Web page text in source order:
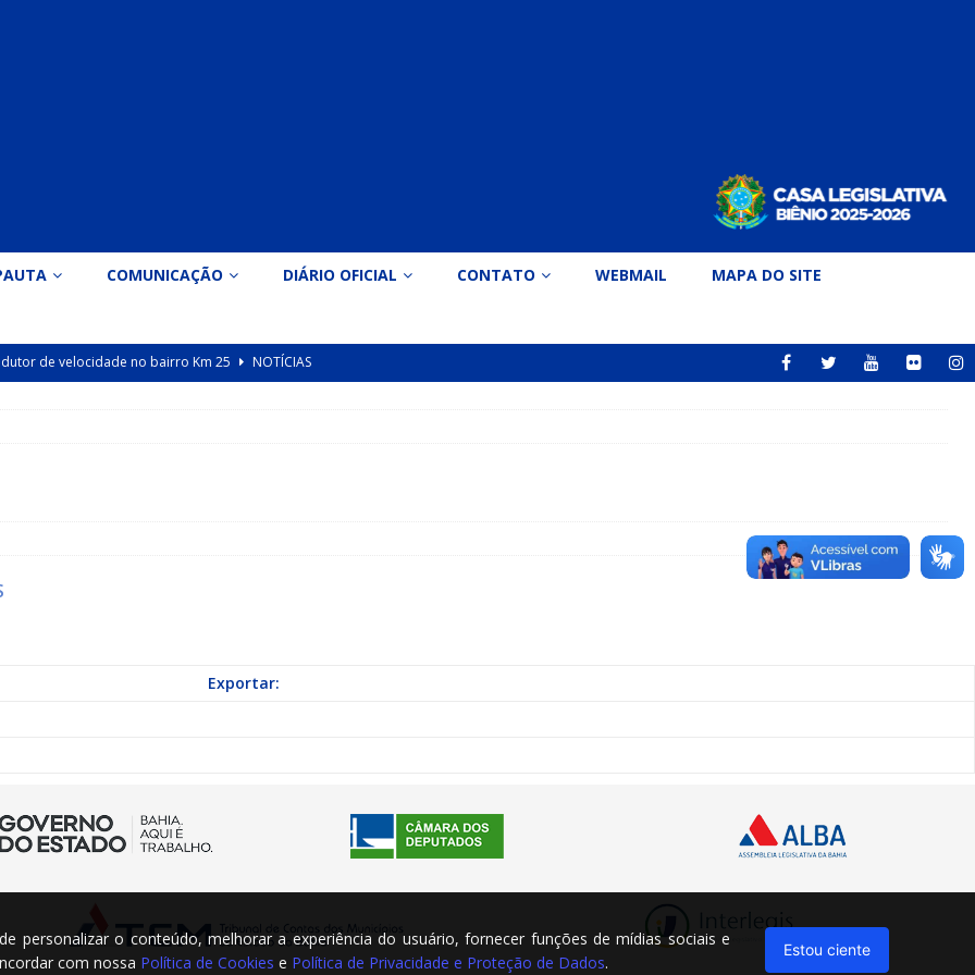
COMUNICAÇÃO DIÁRIO OFICIAL CONTATO WEBMAIL MAPA DO SITE
de velocidade no bairro Km 25
NOTÍCIAS
nº 089/2026 para implantação de ginásio de esportes em
Indicação nº 088/2026 para pavimentação asfáltica em Mapele
Exportar:
personalizar o conteúdo, melhorar a experiência do usuário, fornecer funções de mídias sociais e
com nossa Política de Cookies e Política de Privacidade e Proteção de Dados.
Estou ciente